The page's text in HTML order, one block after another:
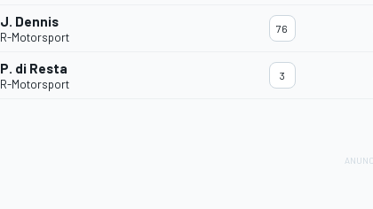
J. Dennis
R-Motorsport
76
P. di Resta
R-Motorsport
3